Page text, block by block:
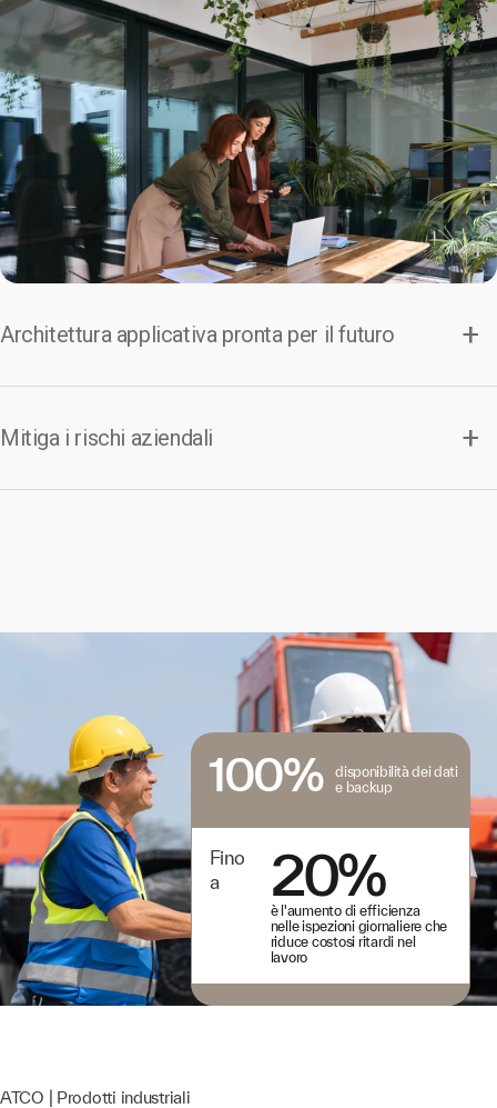
Architettura applicativa pronta per il futuro
Mitiga i rischi aziendali
100%
disponibilità dei dati
e backup
Fino
a
20%
è l'aumento di efficienza
nelle ispezioni giornaliere che
riduce costosi ritardi nel
lavoro
ATCO | Prodotti industriali